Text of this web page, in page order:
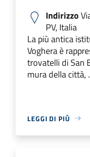
Indirizzo
PV, Italia
La più antica
Voghera è
trovatelli di San
mura della città,
LEGGI DI PIÙ